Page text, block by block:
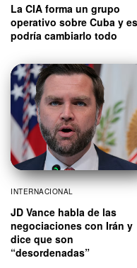
La CIA forma un grupo
operativo sobre Cuba y
podría cambiarlo todo
INTERNACIONAL
JD Vance habla de las
negociaciones con Irán y
dice que son
“desordenadas”